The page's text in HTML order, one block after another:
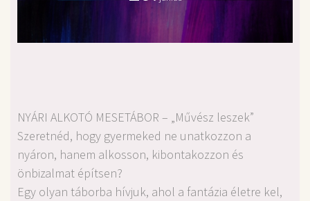
NYÁRI ALKOTÓ MESETÁBOR – „Művész leszek”
Szeretnéd, hogy gyermeked ne unatkozzon a
nyáron, hanem alkosson, kibontakozzon és
önbizalmat építsen?
Egy olyan táborba hívjuk, ahol a fantázia életre kel,